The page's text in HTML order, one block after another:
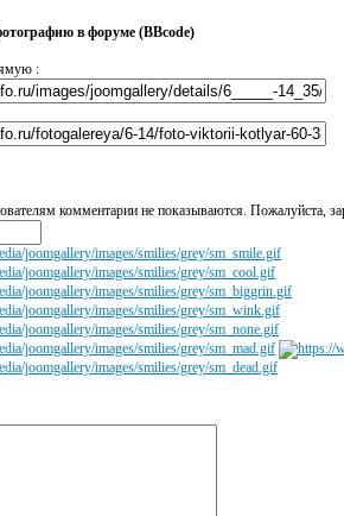
в форуме (BBcode)
:
комментарии не показываются. Пожалуйста,